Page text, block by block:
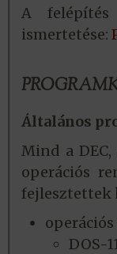
A
ismertetése:
Általános
Mind a
operációs
fejlesztettek
DOS-